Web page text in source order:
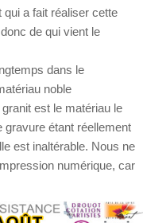
a fait réaliser cette
de qui vient le
dans le
noble
est le matériau le
gravure étant réellement
est inaltérable. Nous ne
numérique, car